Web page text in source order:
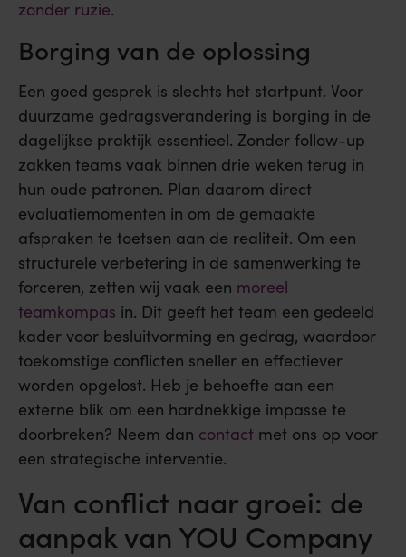
zonder ruzie.
Borging van de oplossing
Een goed gesprek is slechts het startpunt. Voor
duurzame gedragsverandering is borging in de
dagelijkse praktijk essentieel. Zonder follow-up
zakken teams vaak binnen drie weken terug in
hun oude patronen. Plan daarom direct
evaluatiemomenten in om de gemaakte
afspraken te toetsen aan de realiteit. Om een
structurele verbetering in de samenwerking te
forceren, zetten wij vaak een moreel
teamkompas in. Dit geeft het team een gedeeld
kader voor besluitvorming en gedrag, waardoor
toekomstige conflicten sneller en effectiever
worden opgelost. Heb je behoefte aan een
externe blik om een hardnekkige impasse te
doorbreken? Neem dan contact met ons op voor
een strategische interventie.
Van conflict naar groei: de
aanpak van YOU Company